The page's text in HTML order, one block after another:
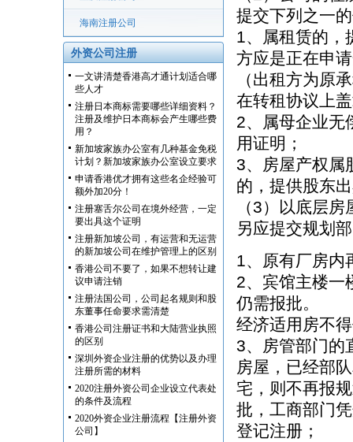
海南注册公司
外资公司注册
一文讲清楚香港高才通计划适合哪
些人才
注册日本商标需要哪些详细资料？
注册及维护日本商标会产生哪些费
用？
新加坡家族办公室有几种基金免税
计划？新加坡家族办公室设立要求
申请香港优才拥有这些名企经验可
额外加20分！
注册塞舌尔公司在境外经营，一定
要出具这个证明
注册新加坡公司，有运营和无运营
的新加坡公司在维护管理上的区别
香港公司不要了，如果不想转让建
议申请注销
注册法国公司，公司起名规则和股
东董事任命要求需清楚
香港公司注册证书和大陆营业执照
的区别
深圳外资企业注册的优势以及办理
注册所需的材料
2020注册外资公司企业设立代表处
的条件及流程
2020外资企业注册流程【注册外资
公司】
提交下列之一
1、属租赁的，
方应是正在申
（出租方为原
在转租协议上
2、属母企业无
用证明；
3、房屋产权属
的，提供股东
（3）以底层
另应提交规划
1、原有厂房内
2、宾馆主楼一
仍需报批。
经济适用房不
3、房管部门的
房屋，已经部
宅，则不再报
批，工商部门
登记注册；